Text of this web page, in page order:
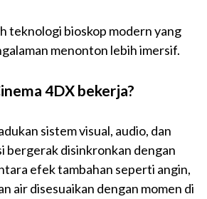
teknologi bioskop modern yang
menonton lebih imersif.
4DX bekerja?
sistem visual, audio, dan
bergerak disinkronkan dengan
efek tambahan seperti angin,
air disesuaikan dengan momen di